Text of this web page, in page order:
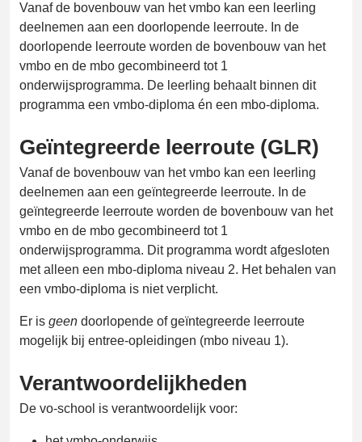
Vanaf de bovenbouw van het vmbo kan een leerling
deelnemen aan een doorlopende leerroute. In de
doorlopende leerroute worden de bovenbouw van het
vmbo en de mbo gecombineerd tot 1
onderwijsprogramma. De leerling behaalt binnen dit
programma een vmbo-diploma én een mbo-diploma.
Geïntegreerde leerroute (GLR)
Vanaf de bovenbouw van het vmbo kan een leerling
deelnemen aan een geïntegreerde leerroute. In de
geïntegreerde leerroute worden de bovenbouw van het
vmbo en de mbo gecombineerd tot 1
onderwijsprogramma. Dit programma wordt afgesloten
met alleen een mbo-diploma niveau 2. Het behalen van
een vmbo-diploma is niet verplicht.
Er is geen doorlopende of geïntegreerde leerroute
mogelijk bij entree-opleidingen (mbo niveau 1).
Verantwoordelijkheden
De vo-school is verantwoordelijk voor: